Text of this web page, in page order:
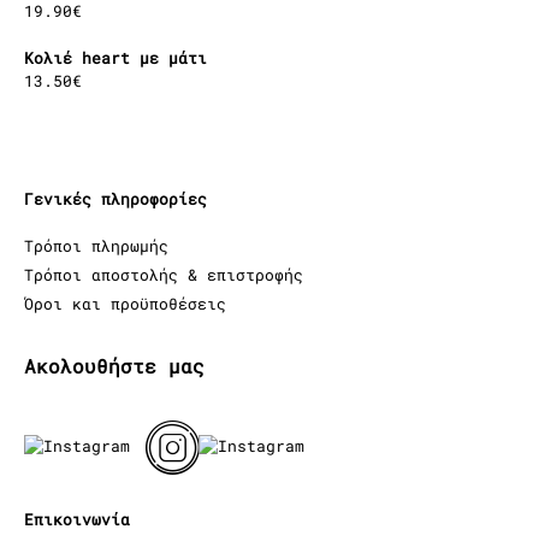
19.90€
Κολιέ heart με μάτι
13.50€
Γενικές πληροφορίες
Τρόποι πληρωμής
Τρόποι αποστολής & επιστροφής
Όροι και προϋποθέσεις
Ακολουθήστε μας
Επικοινωνία